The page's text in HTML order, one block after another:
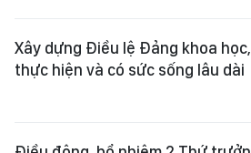
Xây dựng Điều lệ Đảng khoa
thực hiện và có sức sống lâu dài